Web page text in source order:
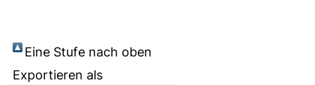
Eine Stufe nach oben
Exportieren als